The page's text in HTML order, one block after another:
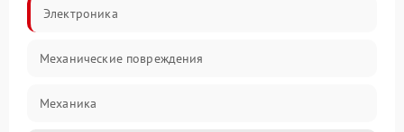
Электроника
Механические повреждения
Механика